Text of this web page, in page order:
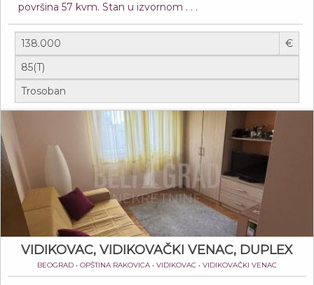
površina 57 kvm. Stan u izvornom . . .
€
VIDIKOVAC, VIDIKOVAČKI VENAC, DUPLEX
BEOGRAD • OPŠTINA RAKOVICA • VIDIKOVAC • VIDIKOVAČKI VENAC